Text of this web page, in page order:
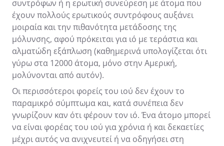
συντρόφων ή η ερωτική συνεύρεση με άτομα που
έχουν πολλούς ερωτικούς συντρόφους αυξάνει
μοιραία και την πιθανότητα μετάδοσης της
μόλυνσης, αφού πρόκειται για ιό με τεράστια και
αλματώδη εξάπλωση (καθημερινά υπολογίζεται ότι
γύρω στα 12000 άτομα, μόνο στην Αμερική,
μολύνονται από αυτόν).
Οι περισσότεροι φορείς του ιού δεν έχουν το
παραμικρό σύμπτωμα και, κατά συνέπεια δεν
γνωρίζουν καν ότι φέρουν τον ιό. Ένα άτομο μπορεί
να είναι φορέας του ιού για χρόνια ή και δεκαετίες
μέχρι αυτός να ανιχνευτεί ή να οδηγήσει στη